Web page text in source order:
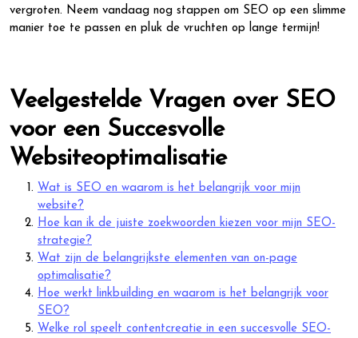
vergroten. Neem vandaag nog stappen om SEO op een slimme
manier toe te passen en pluk de vruchten op lange termijn!
Veelgestelde Vragen over SEO
voor een Succesvolle
Websiteoptimalisatie
Wat is SEO en waarom is het belangrijk voor mijn
website?
Hoe kan ik de juiste zoekwoorden kiezen voor mijn SEO-
strategie?
Wat zijn de belangrijkste elementen van on-page
optimalisatie?
Hoe werkt linkbuilding en waarom is het belangrijk voor
SEO?
Welke rol speelt contentcreatie in een succesvolle SEO-